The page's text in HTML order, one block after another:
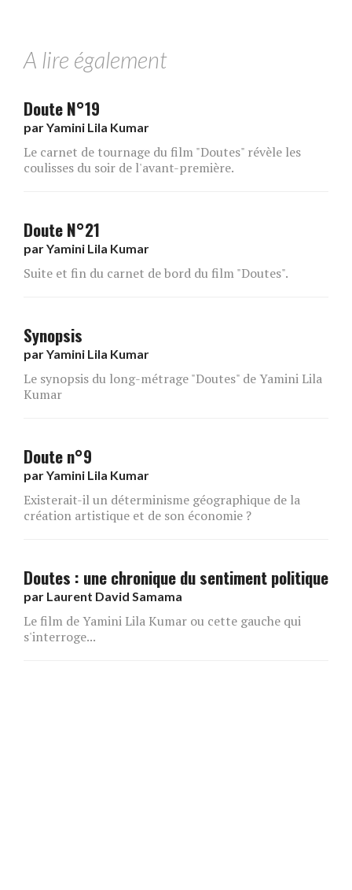
A lire également
Doute N°19
parYamini Lila Kumar
Le carnet de tournage du film "Doutes" révèle les
coulisses du soir de l'avant-première.
Doute N°21
parYamini Lila Kumar
Suite et fin du carnet de bord du film "Doutes".
Synopsis
parYamini Lila Kumar
Le synopsis du long-métrage "Doutes" de Yamini Lila
Kumar
Doute n°9
parYamini Lila Kumar
Existerait-il un déterminisme géographique de la
création artistique et de son économie ?
Doutes : une chronique du sentiment politique
par Laurent David Samama
Le film de Yamini Lila Kumar ou cette gauche qui
s'interroge...